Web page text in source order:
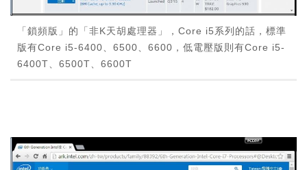
「鎖頻版」的「非K天胡處理器」，Core i5系列的話，標準
版有Core i5-6400、6500、6600，低電壓版則有Core i5-
6400T、6500T、6600T